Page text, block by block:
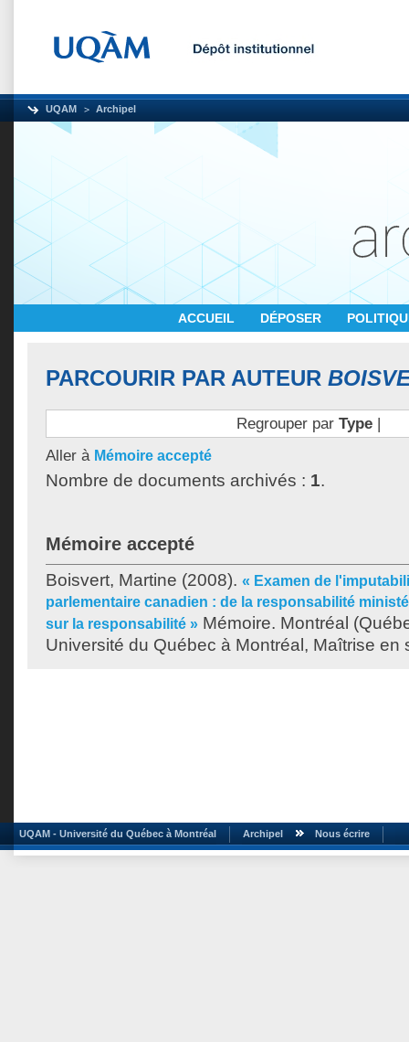
UQAM Archipel
ACCUEIL DÉPOSER
PARCOURIR PAR AUTEUR
Regrouper par Type|
Aller à Mémoire accepté
Nombre de documents archivés : 1.
Mémoire accepté
Boisvert, Martine (2008). « Examen de
parlementaire canadien : de la responsabilité
sur la responsabilité » Mémoire. Montréal
Université du Québec à Montréal, Maîtrise en
UQAM - Université du Québec à Montréal Archipel Nous écrire